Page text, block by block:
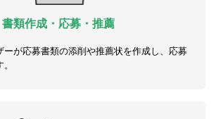
書類作成・応募・推薦
ーが応募書類の添削や推薦状を作成し、応募